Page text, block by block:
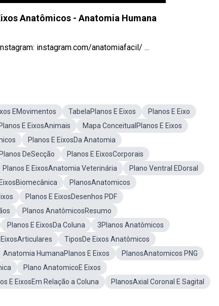
Anatômicos - Anatomia Humana
instagram.com/anatomiafacil/ ...
EMovimentos TabelaPlanos E Eixos
Planos E Eixo
Planos E EixosAnimais
Mapa ConceitualPlanos E Eixos
Planos E EixosDa Anatomia
Planos DeSecção
Planos E EixosCorporais
Planos E EixosAnatomia Veterinária
Plano Ventral EDorsal
PlanosAnatomicos
Planos E EixosDesenhos PDF
Planos AnatômicosResumo
Planos E EixosDa Coluna
3Planos Anatômicos
EixosArticulares
TiposDe Eixos Anatômicos
Anatomia HumanaPlanos E Eixos
PlanosAnatomicos PNG
Plano AnatomicoE Eixos
E EixosEm Relação a Coluna
PlanosAxial Coronal E Sagital